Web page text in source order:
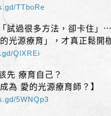
TTboRe
試過很多方法，卻卡住」
光源療育」，才真正鬆開
QlXREi
先 療育自己？
為 愛的光源療育師？】
5WNQp3